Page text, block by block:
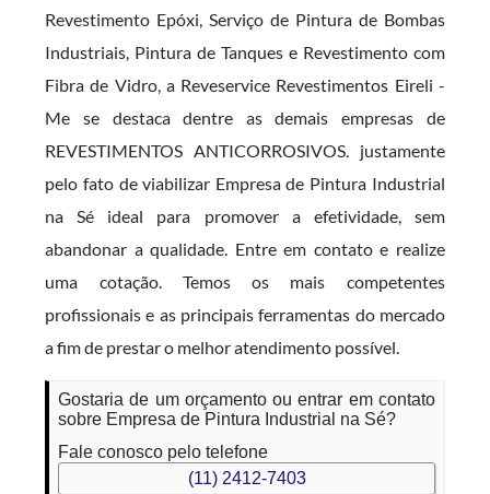
Revestimento Epóxi, Serviço de Pintura de Bombas
Industriais, Pintura de Tanques e Revestimento com
Fibra de Vidro, a Reveservice Revestimentos Eireli -
Me se destaca dentre as demais empresas de
REVESTIMENTOS ANTICORROSIVOS. justamente
pelo fato de viabilizar Empresa de Pintura Industrial
na Sé ideal para promover a efetividade, sem
abandonar a qualidade. Entre em contato e realize
uma cotação. Temos os mais competentes
profissionais e as principais ferramentas do mercado
a fim de prestar o melhor atendimento possível.
Gostaria de um orçamento ou entrar em contato
sobre Empresa de Pintura Industrial na Sé?
Fale conosco pelo telefone
(11) 2412-7403